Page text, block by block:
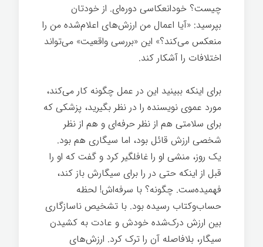
چیست؟ خودانعکاسی دوره‌ای. از خودتان
بپرسید: «آیا اعمال من ارزش‌های اعلام‌شده من را
منعکس می‌کند؟» این «بررسی واقعیت» می‌تواند
اختلافات را آشکار کند.
برای اینکه ببینید این در عمل چگونه کار می‌کند،
مورد عموی نویسنده را در نظر بگیرید، پزشکی که
برای سلامتی هم از نظر حرفه‌ای و هم از نظر
شخصی ارزش قائل بود، اما سیگاری هم بود.
یک روز، منشی او را غافلگیر کرد و گفت که او را
قبل از اینکه حتی در را برای سیگارش باز کند،
فهمیده‌ست. چگونه؟ با سرفه‌اش! لحظه
حساب‌وکتاب رسیده بود. با تشخیص ناسازگاری
بین ارزش درک‌شده خودش و عادت به کشیدن
سیگار، بلافاصله آن را ترک کرد. ارزش‌های